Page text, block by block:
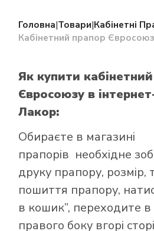
Головна|Товари|Кабінетні
Кабінетний прапор
Як купити
Євросоюзу в
Лакор:
Обираєте в магазині
прапорів необхідне
друку прапору, розмір,
пошиття прапору,
в кошик”, переходите в
правого боку вгорі
магазині